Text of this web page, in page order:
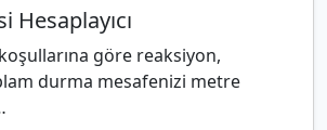
Hesaplayıcı
göre reaksiyon,
durma mesafenizi metre